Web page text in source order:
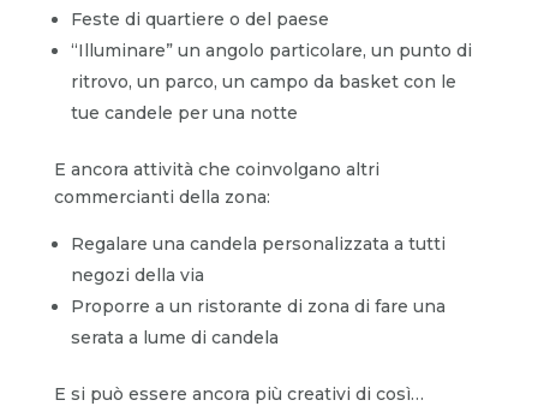
Feste di quartiere o del paese
“Illuminare” un angolo particolare, un punto di
ritrovo, un parco, un campo da basket con le
tue candele per una notte
E ancora attività che coinvolgano altri
commercianti della zona:
Regalare una candela personalizzata a tutti
negozi della via
Proporre a un ristorante di zona di fare una
serata a lume di candela
E si può essere ancora più creativi di così…